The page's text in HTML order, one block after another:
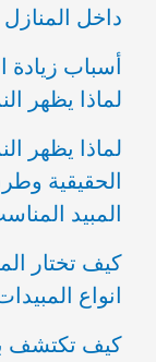
داخل المنازل
أسباب زيادة
لماذا يظهر
لماذا يظهر
الحقيقية
المبيد
كيف تختار
انواع
كيف تكتشف